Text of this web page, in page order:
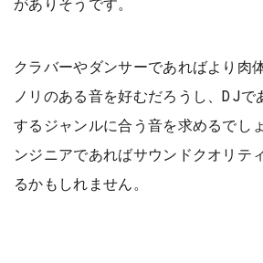
がありそうです。
クラバーやダンサーであればより肉
ノリのある音を好むだろうし、DJで
するジャンルに合う音を求めるでし
ンジニアであればサウンドクオリテ
るかもしれません。